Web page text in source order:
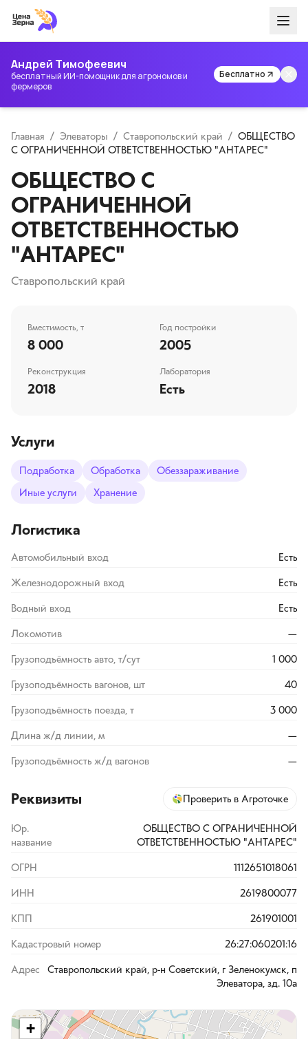
Андрей Тимофеевич
бесплатный ИИ-помощник для агрономов и
фермеров
Бесплатно
Главная / Элеваторы / Ставропольский край / ОБЩЕСТВО
С ОГРАНИЧЕННОЙ ОТВЕТСТВЕННОСТЬЮ "АНТАРЕС"
ОБЩЕСТВО С
ОГРАНИЧЕННОЙ
ОТВЕТСТВЕННОСТЬЮ
"АНТАРЕС"
Ставропольский край
Вместимость, т
8 000
Год постройки
2005
Реконструкция
2018
Лаборатория
Есть
Услуги
Подработка Обработка
Обеззараживание
Иные услуги
Хранение
Логистика
Автомобильный вход Есть
Железнодорожный вход Есть
Водный вход Есть
Локомотив —
Грузоподъёмность авто, т/сут 1 000
Грузоподъёмность вагонов, шт 40
Грузоподъёмность поезда, т 3 000
Длина ж/д линии, м —
Грузоподъёмность ж/д вагонов —
Реквизиты Проверить в Агроточке
Юр.
название
ОБЩЕСТВО С ОГРАНИЧЕННОЙ
ОТВЕТСТВЕННОСТЬЮ "АНТАРЕС"
ОГРН 1112651018061
ИНН 2619800077
КПП 261901001
Кадастровый номер 26:27:060201:16
Адрес
Ставропольский край, р-н Советский, г Зеленокумск, п
Элеватора, зд. 10а
+